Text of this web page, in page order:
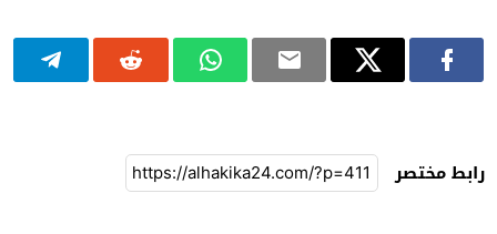
رابط مختصر